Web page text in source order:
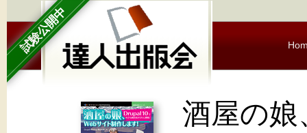
試験公開中
酒屋の娘